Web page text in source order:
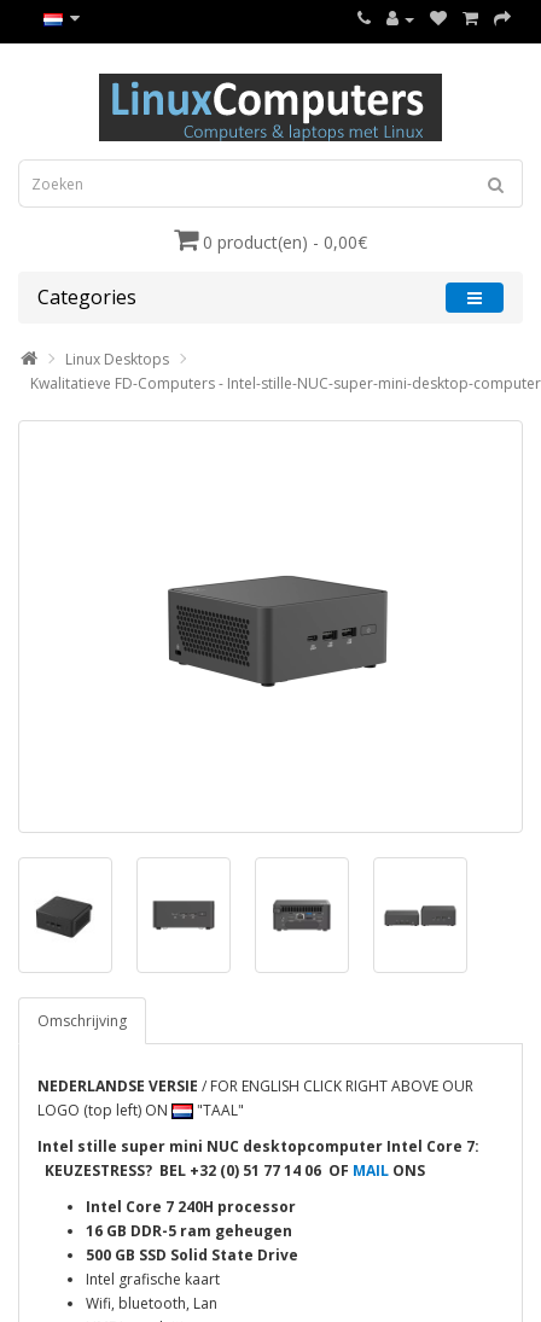
0 product(en) - 0,00€
Categories
Linux Desktops
Kwalitatieve FD-Computers - Intel-stille-NUC-super-mini-desktop-
Omschrijving
NEDERLANDSE VERSIE / FOR ENGLISH CLICK RIGHT ABOVE OUR
LOGO (top left) ON
"TAAL"
Intel stille super mini NUC desktopcomputer Intel Core 7:
KEUZESTRESS? BEL +32 (0) 51 77 14 06 OF MAIL ONS
Intel Core 7 240H processor
16 GB DDR-5 ram geheugen
500 GB SSD Solid State Drive
Intel grafische kaart
Wifi, bluetooth, Lan